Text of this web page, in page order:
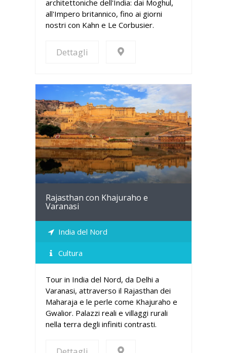
architettoniche dell'India: dai Moghul,
all'Impero britannico, fino ai giorni
nostri con Kahn e Le Corbusier.
Dettagli
Dettagli
Rajasthan con Khajuraho e
Varanasi
India del Nord
Cultura
Tour in India del Nord, da Delhi a
Varanasi, attraverso il Rajasthan dei
Maharaja e le perle come Khajuraho e
Gwalior. Palazzi reali e villaggi rurali
nella terra degli infiniti contrasti.